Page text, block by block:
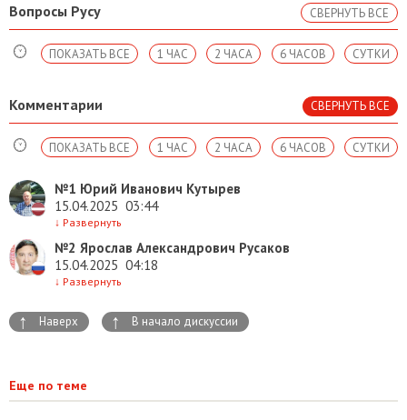
Вопросы Русу СВЕРНУТЬ ВСЕ
СУТКИ
6 ЧАСОВ
2 ЧАСА
1 ЧАС
ПОКАЗАТЬ ВСЕ
Комментарии СВЕРНУТЬ ВСЕ
СУТКИ
6 ЧАСОВ
2 ЧАСА
1 ЧАС
ПОКАЗАТЬ ВСЕ
№1 Юрий Иванович Кутырев
15.04.2025 03:44
↓ Развернуть
№2 Ярослав Александрович Русаков
15.04.2025 04:18
↓ Развернуть
↑ Наверх ↑ В начало дискуссии
Еще по теме